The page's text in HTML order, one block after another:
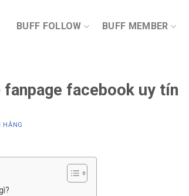
BUFF FOLLOW BUFF MEMBER
facebook uy tín
HẰNG